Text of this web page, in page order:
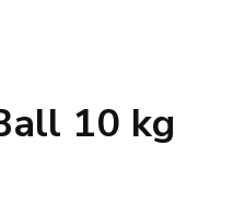
10 kg